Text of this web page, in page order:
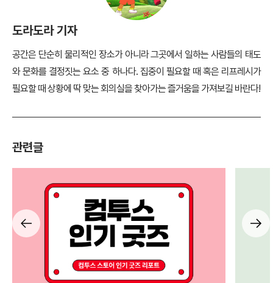
도라도라 기자
공간은 단순히 물리적인 장소가 아니라 그곳에서 일하는 사람들의 태도
와 문화를 결정짓는 요소 중 하나다. 집중이 필요할 때 혹은 리프레시가
필요할 때 상황에 딱 맞는 회의실을 찾아가는 즐거움을 가져보길 바란다!
관련글